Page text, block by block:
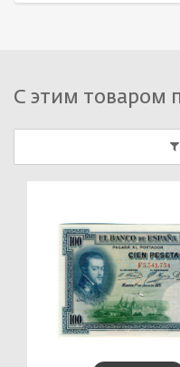
С этим товаром